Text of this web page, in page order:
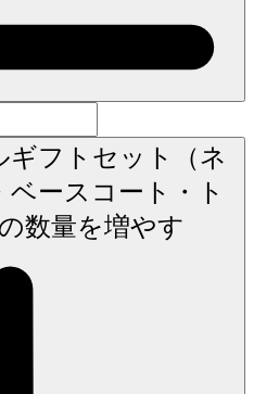
フトセット（ネ
ースコート・ト
数量を増やす